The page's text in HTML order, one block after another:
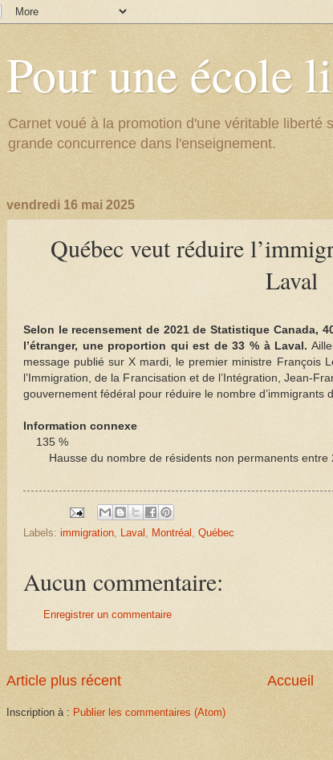
Pour une école
Carnet voué à la promotion d'une véritable
grande concurrence dans l'enseignement.
vendredi 16 mai 2025
Québec veut réduire
Laval
Selon le recensement de 2021 de Statistique Canada,
l’étranger, une proportion qui est de 33 % à Laval.
message publié sur X mardi, le premier ministre François
l’Immigration, de la Francisation et de l’Intégration, Jean-
gouvernement fédéral pour réduire le nombre d’immigrants
Information connexe
135 %
Hausse du nombre de résidents non permanents entre
Labels: immigration, Laval , Montréal , Québec
Aucun commentaire:
Enregistrer un commentaire
Article plus récent Accueil
Inscription à : Publier les commentaires (Atom)